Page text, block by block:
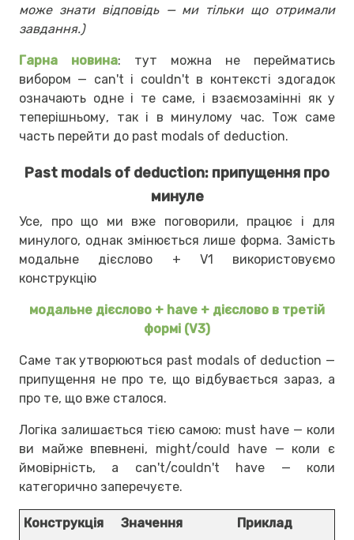
може знати відповідь — ми тільки що отримали
завдання.)
Гарна новина: тут можна не перейматись
вибором — can't і couldn't в контексті здогадок
означають одне і те саме, і взаємозамінні як у
теперішньому, так і в минулому час. Тож саме
часть перейти до past modals of deduction.
Past modals of deduction: припущення про
минуле
Усе, про що ми вже поговорили, працює і для
минулого, однак змінюється лише форма. Замість
модальне дієслово + V1 використовуємо
конструкцію
модальне дієслово + have + дієслово в третій
формі (V3)
Саме так утворюються past modals of deduction —
припущення не про те, що відбувається зараз, а
про те, що вже сталося.
Логіка залишається тією самою: must have — коли
ви майже впевнені, might/could have — коли є
ймовірність, а can't/couldn't have — коли
категорично заперечуєте.
Конструкція Значення Приклад